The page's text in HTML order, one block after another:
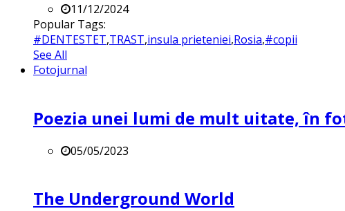
11/12/2024
Popular Tags:
#DENTESTET,TRAST,insula prieteniei,Rosia,#copii
See All
Fotojurnal
Poezia unei lumi de mult uitate, în
05/05/2023
The Underground World